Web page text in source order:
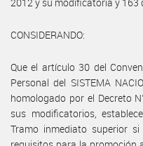
CONSIDERANDO:
Que el artículo 30 del
Personal del SISTEMA
homologado por el Decreto
sus modificatorios,
Tramo inmediato superior